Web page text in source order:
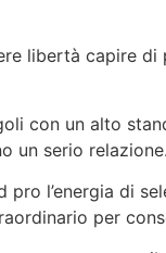
libertà capire
con un alto
un serio relazione.
l’energia di
per